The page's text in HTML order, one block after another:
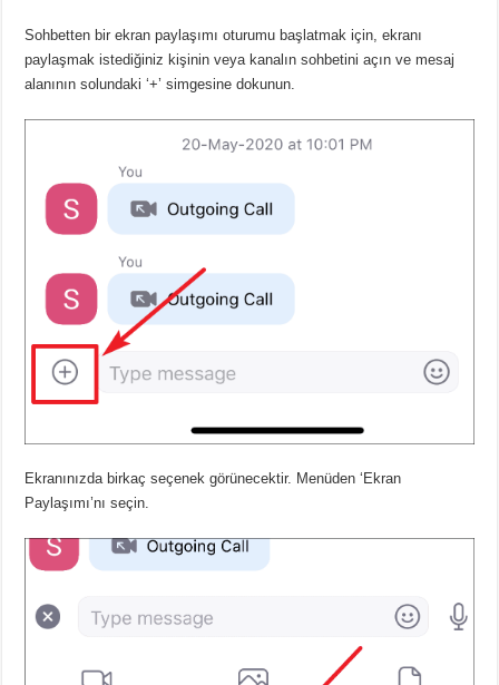
Sohbetten bir ekran paylaşımı oturumu başlatmak için, ekranı
paylaşmak istediğiniz kişinin veya kanalın sohbetini açın ve mesaj
alanının solundaki ‘+’ simgesine dokunun.
Ekranınızda birkaç seçenek görünecektir. Menüden ‘Ekran
Paylaşımı’nı seçin.